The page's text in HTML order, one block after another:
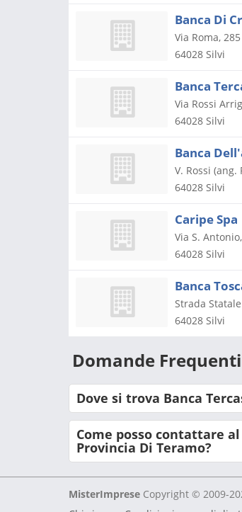
Via Roma, 285
64028 Silvi
Banca
Via Rossi
64028 Silvi
Banca
V. Rossi (ang.
64028 Silvi
Caripe Spa
Via S.
64028 Silvi
Banca
Strada
64028 Silvi
Domande Frequenti
Dove si trova Banca
Come posso contattare
Provincia Di Teramo?
MisterImprese Copyright © 2009-